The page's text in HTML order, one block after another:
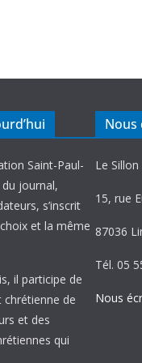
Saint-Paul-
journal,
s’inscrit
et la même
il participe de
chrétienne de
et des
qui
Nous
Le Sillon
15, rue
87036
Tél. 05
Nous